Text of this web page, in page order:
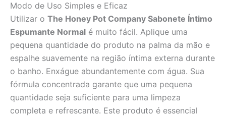
Modo de Uso Simples e Eficaz
Utilizar o The Honey Pot Company Sabonete Íntimo
Espumante Normal é muito fácil. Aplique uma
pequena quantidade do produto na palma da mão e
espalhe suavemente na região íntima externa durante
o banho. Enxágue abundantemente com água. Sua
fórmula concentrada garante que uma pequena
quantidade seja suficiente para uma limpeza
completa e refrescante. Este produto é essencial